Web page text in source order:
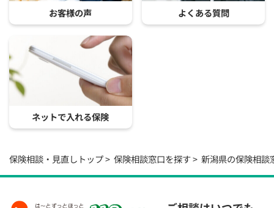
お客様の声 よくある質問
ネットで入れる保険
保険相談・見直しトップ 保険相談窓口を探す 新潟県の保険相談